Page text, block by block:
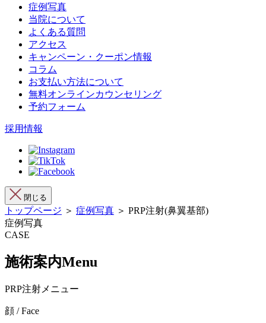
症例写真
当院について
よくある質問
アクセス
キャンペーン・クーポン情報
コラム
お支払い方法について
無料オンラインカウンセリング
予約フォーム
採用情報
閉じる
トップページ ＞ 症例写真 ＞ PRP注射(鼻翼基部)
症例写真
CASE
施術案内Menu
PRP注射メニュー
顔 / Face